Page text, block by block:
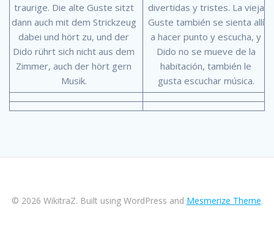
traurige. Die alte Guste sitzt
dann auch mit dem Strickzeug
dabei und hört zu, und der
Dido rührt sich nicht aus dem
Zimmer, auch der hört gern
Musik.
divertidas y tristes. La vieja
Guste también se sienta allí
a hacer punto y escucha, y
Dido no se mueve de la
habitación, también le
gusta escuchar música.
© 2026 WikitraZ. Built using WordPress and Mesmerize Theme.